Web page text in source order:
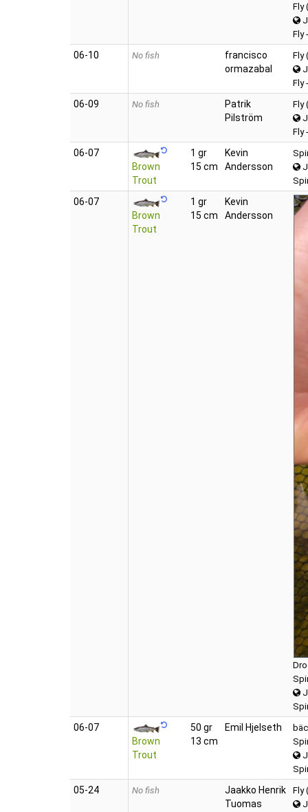
Fly
Fly
06‑10 No fish
francisco
ormazabal
Fly
Fly
06‑09 No fish
Patrik
Pilström
Fly
Fly
06‑07
Brown
Trout
1 gr
15 cm
Kevin
Andersson
06‑07
Brown
Trout
1 gr
15 cm
Kevin
Andersson
06‑07
Brown
Trout
50 gr
13 cm
Emil Hjelseth
05‑24 No fish
Jaakko Henrik
Tuomas
Fly